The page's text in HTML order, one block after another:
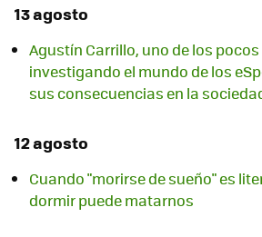
13 agosto
Agustín Carrillo, uno de los
investigando el mundo de los
sus consecuencias en la
12 agosto
Cuando "morirse de sueño" es
dormir puede matarnos